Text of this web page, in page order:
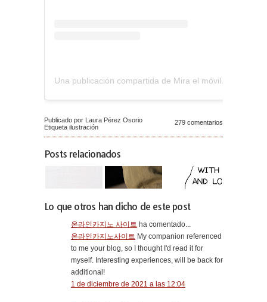
Una publicación compartida de Mira el móvil (@miraelmovil)
Publicado por Laura Pérez Osorio
Etiqueta ilustración
279 comentarios
Posts relacionados
Lo que otros han dicho de este post
온라인카지노 사이트 ha comentado...
온라인카지노사이트 My companion referenced
to me your blog, so I thought I'd read it for
myself. Interesting experiences, will be back for
additional!
1 de diciembre de 2021 a las 12:04